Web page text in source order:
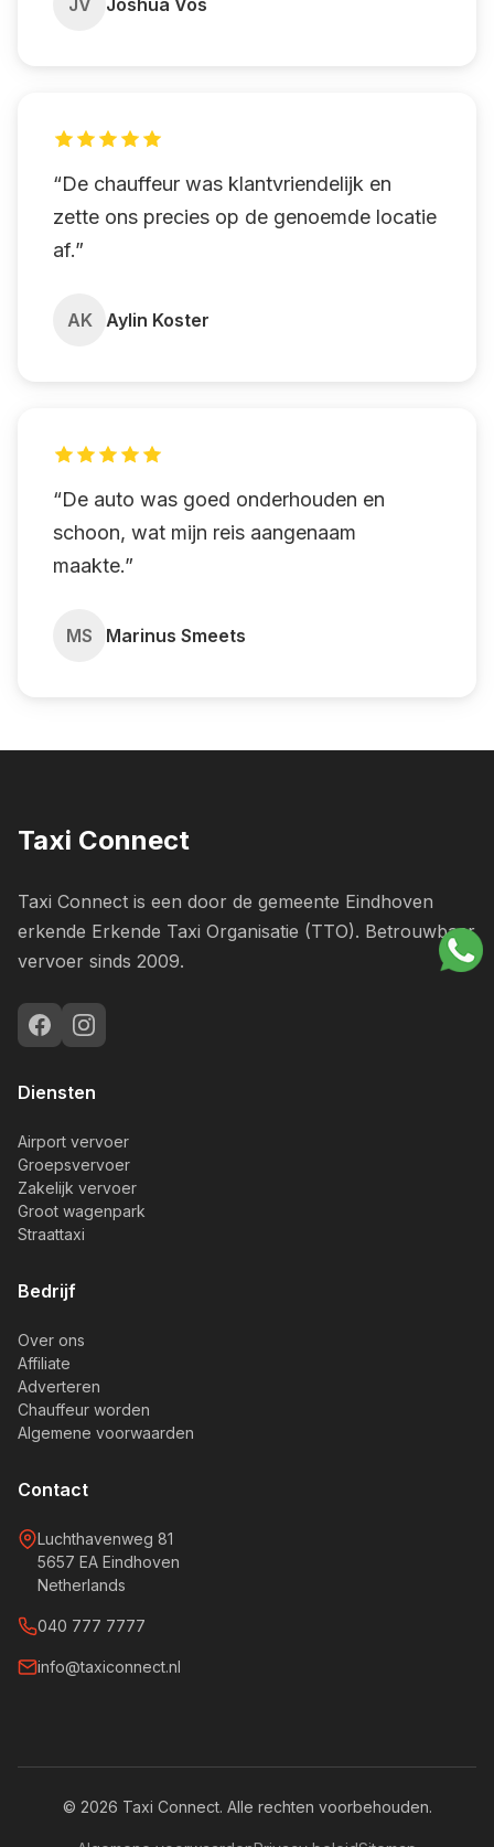
“De chauffeur was klantvriendelijk en
zette ons precies op de genoemde locatie
af.”
AK Aylin Koster
“De auto was goed onderhouden en
schoon, wat mijn reis aangenaam
maakte.”
MS Marinus Smeets
Taxi Connect
Taxi Connect is een door de gemeente Eindhoven
erkende Erkende Taxi Organisatie (TTO). Betrouwbaar
vervoer sinds 2009.
Diensten
Airport vervoer
Groepsvervoer
Zakelijk vervoer
Groot wagenpark
Straattaxi
Bedrijf
Over ons
Affiliate
Adverteren
Chauffeur worden
Algemene voorwaarden
Contact
Luchthavenweg 81
5657 EA Eindhoven
Netherlands
040 777 7777
info@taxiconnect.nl
© 2026 Taxi Connect. Alle rechten voorbehouden.